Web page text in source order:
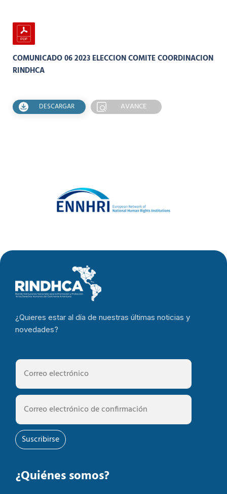
COMUNICADO 06 2023 ELECCION COMITE COORDINACION
RINDHCA
DESCARGAR AVANCE
¿Quieres estar al día de nuestras últimas noticias y
novedades?
Suscribirse
¿Quiénes somos?